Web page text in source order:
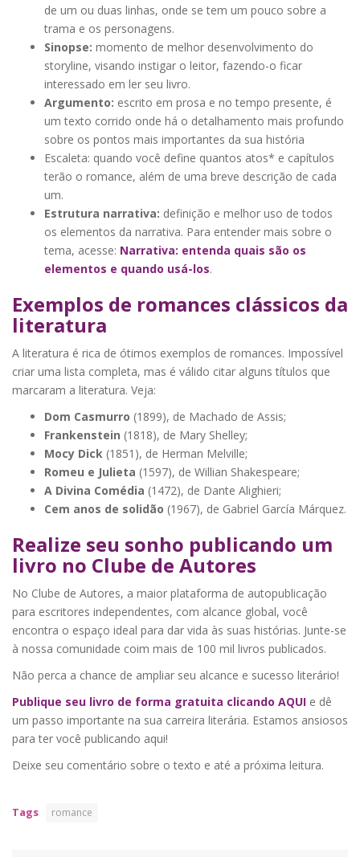
de um ou duas linhas, onde se tem um pouco sobre a
trama e os personagens.
Sinopse: momento de melhor desenvolvimento do
storyline, visando instigar o leitor, fazendo-o ficar
interessado em ler seu livro.
Argumento: escrito em prosa e no tempo presente, é
um texto corrido onde há o detalhamento mais profundo
sobre os pontos mais importantes da sua história
Escaleta: quando você define quantos atos* e capítulos
terão o romance, além de uma breve descrição de cada
um.
Estrutura narrativa: definição e melhor uso de todos
os elementos da narrativa. Para entender mais sobre o
tema, acesse: Narrativa: entenda quais são os
elementos e quando usá-los.
Exemplos de romances clássicos da
literatura
A literatura é rica de ótimos exemplos de romances. Impossível
criar uma lista completa, mas é válido citar alguns títulos que
marcaram a literatura. Veja:
Dom Casmurro (1899), de Machado de Assis;
Frankenstein (1818), de Mary Shelley;
Mocy Dick (1851), de Herman Melville;
Romeu e Julieta (1597), de Willian Shakespeare;
A Divina Comédia (1472), de Dante Alighieri;
Cem anos de solidão (1967), de Gabriel García Márquez.
Realize seu sonho publicando um
livro no Clube de Autores
No Clube de Autores, a maior plataforma de autopublicação
para escritores independentes, com alcance global, você
encontra o espaço ideal para dar vida às suas histórias. Junte-se
à nossa comunidade coim mais de 100 mil livros publicados.
Não perca a chance de ampliar seu alcance e sucesso literário!
Publique seu livro de forma gratuita clicando AQUI e dê
um passo importante na sua carreira literária. Estamos ansiosos
para ter você publicando aqui!
Deixe seu comentário sobre o texto e até a próxima leitura.
Tags romance